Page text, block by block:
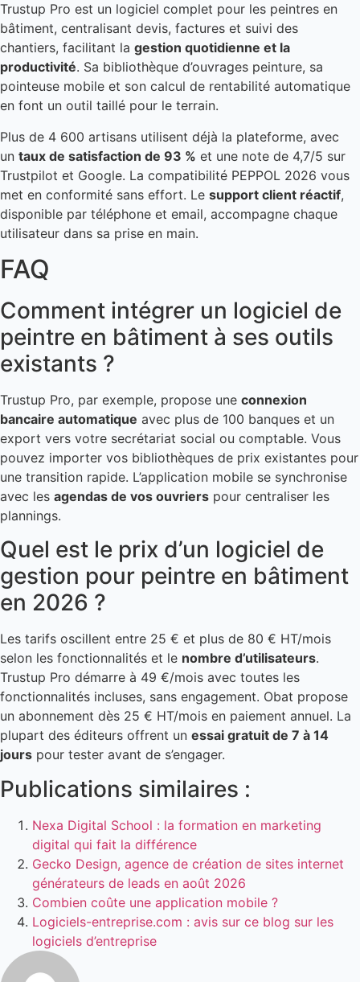
Trustup Pro est un logiciel complet pour les peintres en
bâtiment, centralisant devis, factures et suivi des
chantiers, facilitant la gestion quotidienne et la
productivité. Sa bibliothèque d’ouvrages peinture, sa
pointeuse mobile et son calcul de rentabilité automatique
en font un outil taillé pour le terrain.
Plus de 4 600 artisans utilisent déjà la plateforme, avec
un taux de satisfaction de 93 % et une note de 4,7/5 sur
Trustpilot et Google. La compatibilité PEPPOL 2026 vous
met en conformité sans effort. Le support client réactif,
disponible par téléphone et email, accompagne chaque
utilisateur dans sa prise en main.
FAQ
Comment intégrer un logiciel de
peintre en bâtiment à ses outils
existants ?
Trustup Pro, par exemple, propose une connexion
bancaire automatique avec plus de 100 banques et un
export vers votre secrétariat social ou comptable. Vous
pouvez importer vos bibliothèques de prix existantes pour
une transition rapide. L’application mobile se synchronise
avec les agendas de vos ouvriers pour centraliser les
plannings.
Quel est le prix d’un logiciel de
gestion pour peintre en bâtiment
en 2026 ?
Les tarifs oscillent entre 25 € et plus de 80 € HT/mois
selon les fonctionnalités et le nombre d’utilisateurs.
Trustup Pro démarre à 49 €/mois avec toutes les
fonctionnalités incluses, sans engagement. Obat propose
un abonnement dès 25 € HT/mois en paiement annuel. La
plupart des éditeurs offrent un essai gratuit de 7 à 14
jours pour tester avant de s’engager.
Publications similaires :
Nexa Digital School : la formation en marketing
digital qui fait la différence
Gecko Design, agence de création de sites internet
générateurs de leads en août 2026
Combien coûte une application mobile ?
Logiciels-entreprise.com : avis sur ce blog sur les
logiciels d’entreprise